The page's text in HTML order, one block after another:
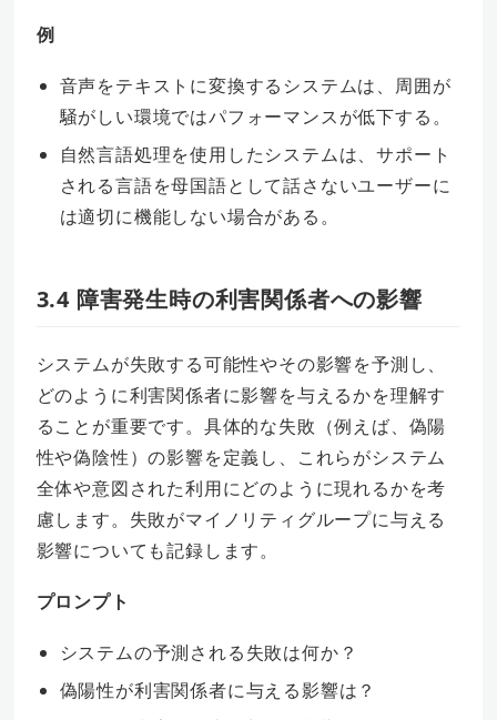
例
音声をテキストに変換するシステムは、周囲が
騒がしい環境ではパフォーマンスが低下する。
自然言語処理を使用したシステムは、サポート
される言語を母国語として話さないユーザーに
は適切に機能しない場合がある。
3.4 障害発生時の利害関係者への影響
システムが失敗する可能性やその影響を予測し、
どのように利害関係者に影響を与えるかを理解す
ることが重要です。具体的な失敗（例えば、偽陽
性や偽陰性）の影響を定義し、これらがシステム
全体や意図された利用にどのように現れるかを考
慮します。失敗がマイノリティグループに与える
影響についても記録します。
プロンプト
システムの予測される失敗は何か？
偽陽性が利害関係者に与える影響は？